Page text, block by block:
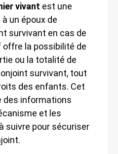
vivant est une
un époux de
survivant en cas de
la possibilité de
ou la totalité de
survivant, tout
des enfants. Cet
des informations
et les
suivre pour sécuriser